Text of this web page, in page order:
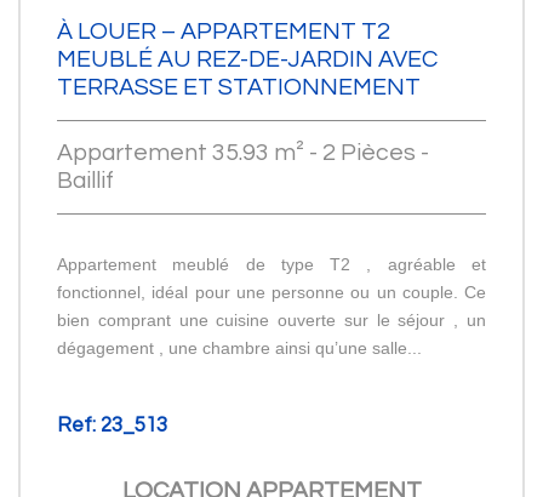
À LOUER – APPARTEMENT T2
MEUBLÉ AU REZ-DE-JARDIN AVEC
TERRASSE ET STATIONNEMENT
Appartement 35.93 m² - 2 Pièces -
Baillif
Appartement meublé de type T2 , agréable et
fonctionnel, idéal pour une personne ou un couple. Ce
bien comprant une cuisine ouverte sur le séjour , un
dégagement , une chambre ainsi qu’une salle...
Ref: 23_513
LOCATION APPARTEMENT